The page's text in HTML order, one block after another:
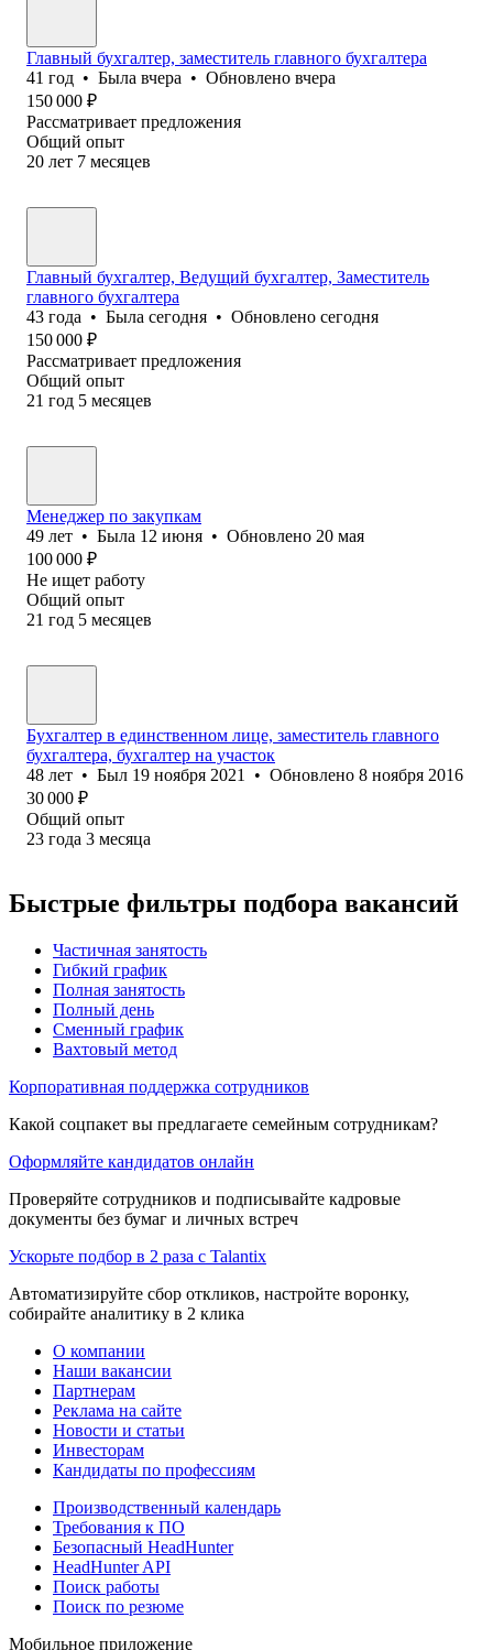
Главный бухгалтер, заместитель главного бухгалтера
41 год • Была вчера • Обновлено вчера
150 000 ₽
Рассматривает предложения
Общий опыт
20 лет 7 месяцев
Главный бухгалтер, Ведущий бухгалтер, Заместитель
главного бухгалтера
43 года • Была сегодня • Обновлено сегодня
150 000 ₽
Рассматривает предложения
Общий опыт
21 год 5 месяцев
Менеджер по закупкам
49 лет • Была 12 июня • Обновлено 20 мая
100 000 ₽
Не ищет работу
Общий опыт
21 год 5 месяцев
Бухгалтер в единственном лице, заместитель главного
бухгалтера, бухгалтер на участок
48 лет • Был 19 ноября 2021 • Обновлено 8 ноября 2016
30 000 ₽
Общий опыт
23 года 3 месяца
Быстрые фильтры подбора вакансий
Частичная занятость
Гибкий график
Полная занятость
Полный день
Сменный график
Вахтовый метод
Корпоративная поддержка сотрудников
Какой соцпакет вы предлагаете семейным сотрудникам?
Оформляйте кандидатов онлайн
Проверяйте сотрудников и подписывайте кадровые
документы без бумаг и личных встреч
Ускорьте подбор в 2 раза с Talantix
Автоматизируйте сбор откликов, настройте воронку,
собирайте аналитику в 2 клика
О компании
Наши вакансии
Партнерам
Реклама на сайте
Новости и статьи
Инвесторам
Кандидаты по профессиям
Производственный календарь
Требования к ПО
Безопасный HeadHunter
HeadHunter API
Поиск работы
Поиск по резюме
Мобильное приложение